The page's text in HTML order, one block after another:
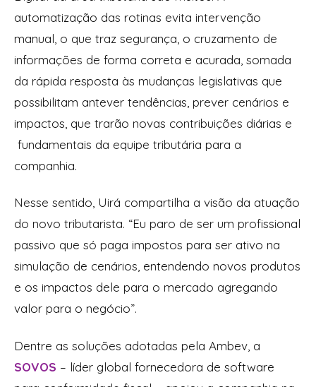
automatização das rotinas evita intervenção
manual, o que traz segurança, o cruzamento de
informações de forma correta e acurada, somada
da rápida resposta às mudanças legislativas que
possibilitam antever tendências, prever cenários e
impactos, que trarão novas contribuições diárias e
fundamentais da equipe tributária para a
companhia.
Nesse sentido, Uirá compartilha a visão da atuação
do novo tributarista. “Eu paro de ser um profissional
passivo que só paga impostos para ser ativo na
simulação de cenários, entendendo novos produtos
e os impactos dele para o mercado agregando
valor para o negócio”.
Dentre as soluções adotadas pela Ambev, a
SOVOS – líder global fornecedora de software